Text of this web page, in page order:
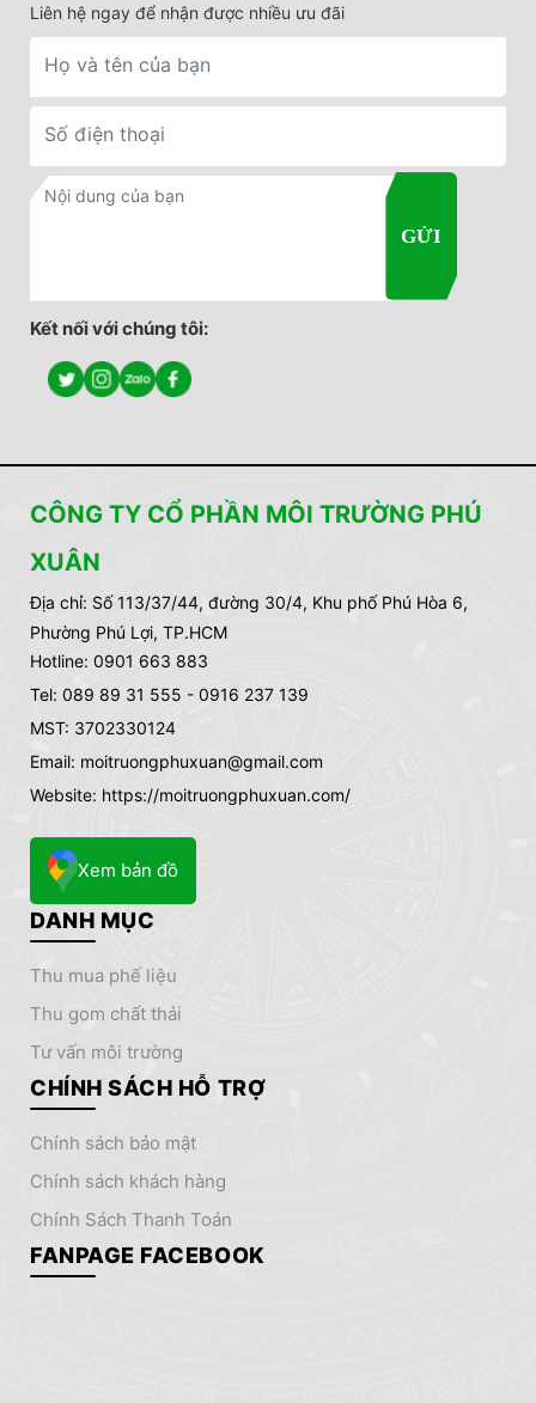
Liên hệ ngay để nhận được nhiều ưu đãi
Kết nối với chúng tôi:
CÔNG TY CỔ PHẦN MÔI TRƯỜNG PHÚ
XUÂN
Địa chỉ: Số 113/37/44, đường 30/4, Khu phố Phú Hòa 6,
Phường Phú Lợi, TP.HCM
Hotline: 0901 663 883
Tel: 089 89 31 555 - 0916 237 139
MST: 3702330124
Email: moitruongphuxuan@gmail.com
Website: https://moitruongphuxuan.com/
Xem bản đồ
DANH MỤC
thu mua phế liệu
thu gom chất thải
tư vấn môi trường
CHÍNH SÁCH HỖ TRỢ
chính sách bảo mật
chính sách khách hàng
Chính Sách Thanh Toán
FANPAGE FACEBOOK